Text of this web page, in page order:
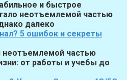
и быстрое
неотъемлемой частью
далеко
5 ошибок и секреты
неотъемлемой частью
от работы и учебы до